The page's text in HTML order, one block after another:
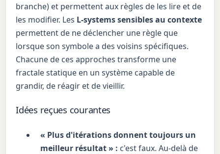
branche) et permettent aux règles de les lire et de
les modifier. Les L-systems sensibles au contexte
permettent de ne déclencher une règle que
lorsque son symbole a des voisins spécifiques.
Chacune de ces approches transforme une
fractale statique en un système capable de
grandir, de réagir et de vieillir.
Idées reçues courantes
« Plus d'itérations donnent toujours un
meilleur résultat » : c'est faux. Au-delà de